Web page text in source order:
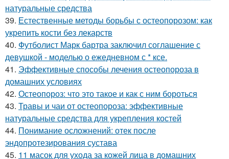
натуральные средства
39. Естественные методы борьбы с остеопорозом: как
укрепить кости без лекарств
40. Футболист Марк бартра заключил соглашение с
девушкой - моделью о ежедневном с * ксе.
41. Эффективные способы лечения остеопороза в
домашних условиях
42. Остеопороз: что это такое и как с ним бороться
43. Травы и чаи от остеопороза: эффективные
натуральные средства для укрепления костей
44. Понимание осложнений: отек после
эндопротезирования сустава
45. 11 масок для ухода за кожей лица в домашних